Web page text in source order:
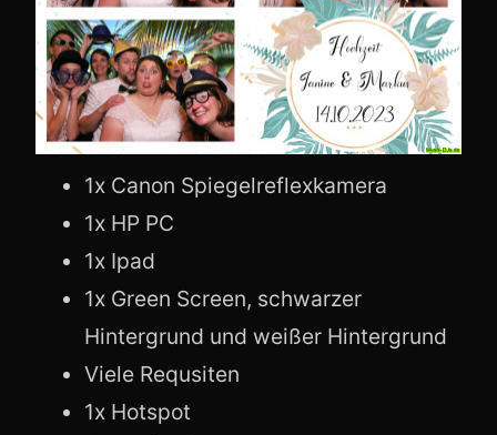
1x Canon Spiegelreflexkamera
1x HP PC
1x Ipad
1x Green Screen, schwarzer
Hintergrund und weißer Hintergrund
Viele Requsiten
1x Hotspot